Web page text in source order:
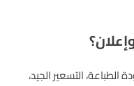
الطباعة، التسعير الجيد،